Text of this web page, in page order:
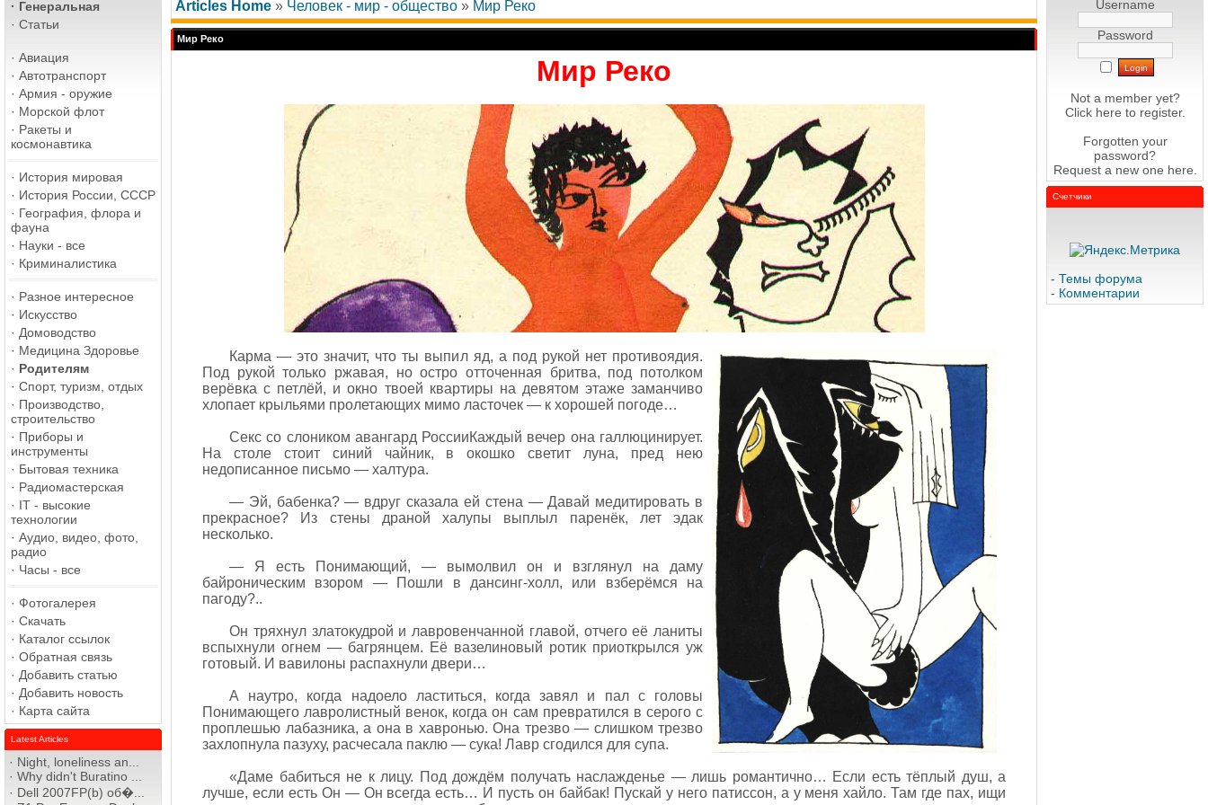
· Генеральная
· Статьи
· Авиация
· Автотранспорт
· Армия - оружие
· Морской флот
· Ракеты и
космонавтика
· История мировая
· История России, СССР
· География, флора и
фауна
· Науки - все
· Криминалистика
· Разное интересное
· Искусство
· Домоводство
· Медицина Здоровье
· Родителям
· Спорт, туризм, отдых
· Производство,
строительство
· Приборы и
инструменты
· Бытовая техника
· Радиомастерская
· IT - высокие
технологии
· Аудио, видео, фото,
радио
· Часы - все
· Фотогалерея
· Скачать
· Каталог ссылок
· Обратная связь
· Добавить статью
· Добавить новость
· Карта сайта
Latest Articles
· Night, loneliness an...
· Why didn't Buratino ...
· Dell 2007FP(b) об�...
Articles Home » Человек - мир - общество » Мир Реко
Мир Реко
Мир Реко
Карма — это значит, что ты выпил яд, а под рукой нет противоядия.
Под рукой только ржавая, но остро отточенная бритва, под потолком
верёвка с петлёй, и окно твоей квартиры на девятом этаже заманчиво
хлопает крыльями пролетающих мимо ласточек — к хорошей погоде…
Секс со слоником авангард РоссииКаждый вечер она галлюцинирует.
На столе стоит синий чайник, в окошко светит луна, пред нею
недописанное письмо — халтура.
— Эй, бабенка? — вдруг сказала ей стена — Давай медитировать в
прекрасное? Из стены драной халупы выплыл паренёк, лет эдак
несколько.
— Я есть Понимающий, — вымолвил он и взглянул на даму
байроническим взором — Пошли в дансинг-холл, или взберёмся на
пагоду?..
Он тряхнул златокудрой и лавровенчанной главой, отчего её ланиты
вспыхнули огнем — багрянцем. Её вазелиновый ротик приоткрылся уж
готовый. И вавилоны распахнули двери…
А наутро, когда надоело ластиться, когда завял и пал с головы
Понимающего лавролистный венок, когда он сам превратился в серого с
проплешью лабазника, а она в хавронью. Она трезво — слишком трезво
захлопнула пазуху, расчесала паклю — сука! Лавр сгодился для супа.
«Даме бабиться не к лицу. Под дождём получать наслажденье — лишь романтично… Если есть тёплый душ, а
лучше, если есть Он — Он всегда есть… И пусть он байбак! Пускай у него патиссон, а у меня хайло. Там где пах, ищи
Username
Password
Not a member yet?
Click here to register.
Forgotten your
password?
Request a new one here
Счетчики
- Темы форума
- Комментарии